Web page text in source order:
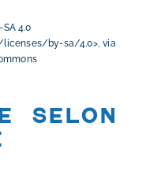
SA 4.0
licenses/by-sa/4.0>, via
selon